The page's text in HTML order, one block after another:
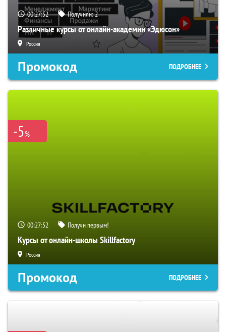
00:27:51 Получили:2
Различные курсы от онлайн-академии «Эдюсон»
Россия
Промокод ПОДРОБНЕЕ
-5%
00:27:51 Получи первым!
Курсы от онлайн-школы Skillfactory
Россия
Промокод ПОДРОБНЕЕ